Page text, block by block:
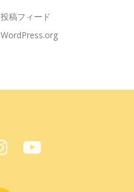
投稿フィード
WordPress.org